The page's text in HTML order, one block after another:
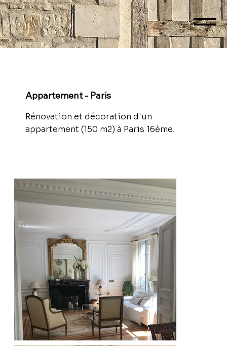
Rénovation et décoration d'un
appartement (150 m2) à Paris 16ème.
Appartement - Paris